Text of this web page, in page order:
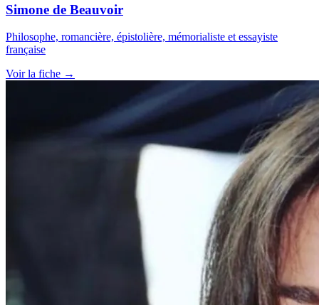
Simone de Beauvoir
Philosophe, romancière, épistolière, mémorialiste et essayiste
française
Voir la fiche →